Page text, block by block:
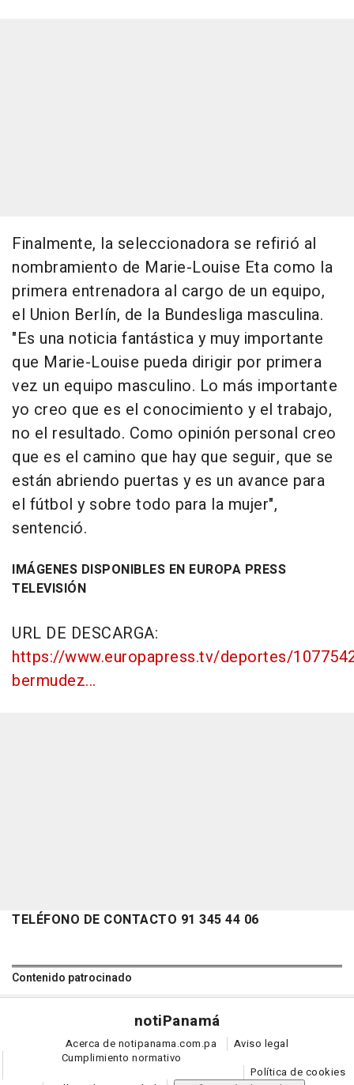
Finalmente, la seleccionadora se refirió al
nombramiento de Marie-Louise Eta como la
primera entrenadora al cargo de un equipo,
el Union Berlín, de la Bundesliga masculina.
"Es una noticia fantástica y muy importante
que Marie-Louise pueda dirigir por primera
vez un equipo masculino. Lo más importante
yo creo que es el conocimiento y el trabajo,
no el resultado. Como opinión personal creo
que es el camino que hay que seguir, que se
están abriendo puertas y es un avance para
el fútbol y sobre todo para la mujer",
sentenció.
IMÁGENES DISPONIBLES EN EUROPA PRESS
TELEVISIÓN
URL DE DESCARGA:
https://www.europapress.tv/deportes/
bermudez...
TELÉFONO DE CONTACTO 91 345 44 06
Contenido patrocinado
notiPanamá
Acerca de notipanama.com.pa
Aviso legal
Cumplimiento normativo
Política de cookies